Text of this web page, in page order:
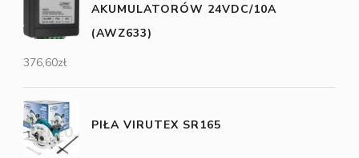
AKUMULATORÓW 24VDC/10A
(AWZ633)
376,60zł
PIŁA VIRUTEX SR165